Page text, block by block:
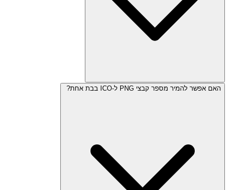
האם אפשר להמיר מספר קבצי PNG ל-ICO בבת אחת?